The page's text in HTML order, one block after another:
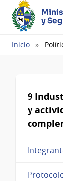
y
Ruta
Inicio
9
y